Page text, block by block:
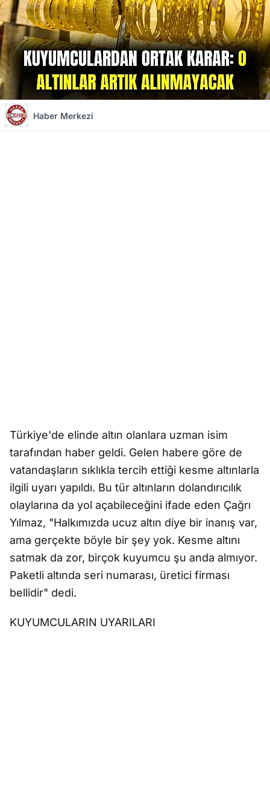
Haber Merkezi
Türkiye'de elinde altın olanlara uzman isim
tarafından haber geldi. Gelen habere göre de
vatandaşların sıklıkla tercih ettiği kesme altınlarla
ilgili uyarı yapıldı. Bu tür altınların dolandırıcılık
olaylarına da yol açabileceğini ifade eden Çağrı
Yılmaz, "Halkımızda ucuz altın diye bir inanış var,
ama gerçekte böyle bir şey yok. Kesme altını
satmak da zor, birçok kuyumcu şu anda almıyor.
Paketli altında seri numarası, üretici firması
bellidir" dedi.
KUYUMCULARIN UYARILARI